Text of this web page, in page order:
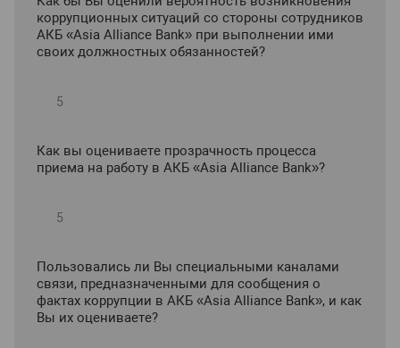
коррупционных ситуаций со стороны сотрудников
АКБ «Asia Alliance Bank» при выполнении ими
своих должностных обязанностей?
Как вы оцениваете прозрачность процесса
приема на работу в АКБ «Asia Alliance Bank»?
Пользовались ли Вы специальными каналами
связи, предназначенными для сообщения о
фактах коррупции в АКБ «Asia Alliance Bank», и как
Вы их оцениваете?